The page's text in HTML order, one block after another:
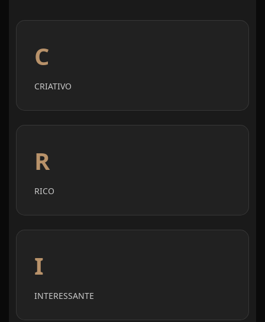
C
CRIATIVO
R
RICO
I
INTERESSANTE